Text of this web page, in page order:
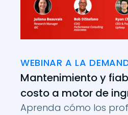
WEBINAR A LA
Mantenimiento y
costo a motor de
Aprenda cómo los